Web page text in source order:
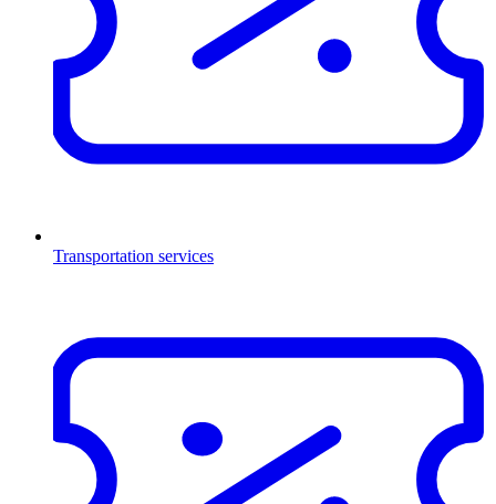
Transportation services